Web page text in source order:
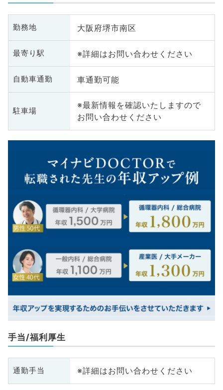
勤務地 大阪府堺市南区
最寄り駅 ※詳細はお問い合わせください
自動車通勤 車通勤可能
駐車場
※最新情報を確認いたしますので
お問い合わせください
手当/福利厚生
通勤手当 ※詳細はお問い合わせください